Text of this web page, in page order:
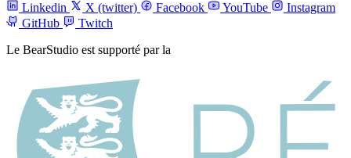
Linkedin
X (twitter) Facebook YouTube
Instagram
GitHub
Twitch
Le BearStudio est supporté par la